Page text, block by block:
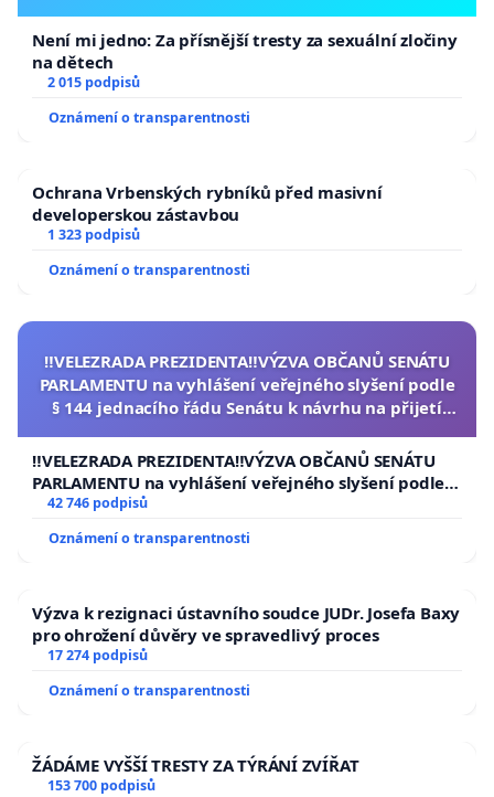
Není mi jedno: Za přísnější tresty za sexuální zločiny
na dětech
2 015 podpisů
Oznámení o transparentnosti
Ochrana Vrbenských rybníků před masivní
developerskou zástavbou
1 323 podpisů
Oznámení o transparentnosti
‼️VELEZRADA PREZIDENTA‼️VÝZVA OBČANŮ SENÁTU
PARLAMENTU na vyhlášení veřejného slyšení podle
§ 144 jednacího řádu Senátu k návrhu na přijetí
republiky
‼️VELEZRADA PREZIDENTA‼️VÝZVA OBČANŮ SENÁTU
PARLAMENTU na vyhlášení veřejného slyšení podle §
144 jednacího řádu Senátu k návrhu na přijetí
usnesení k podání ústavní žaloby na prezidenta
republiky
42 746 podpisů
Oznámení o transparentnosti
Výzva k rezignaci ústavního soudce JUDr. Josefa Baxy
pro ohrožení důvěry ve spravedlivý proces
17 274 podpisů
Oznámení o transparentnosti
ŽÁDÁME VYŠŠÍ TRESTY ZA TÝRÁNÍ ZVÍŘAT
153 700 podpisů